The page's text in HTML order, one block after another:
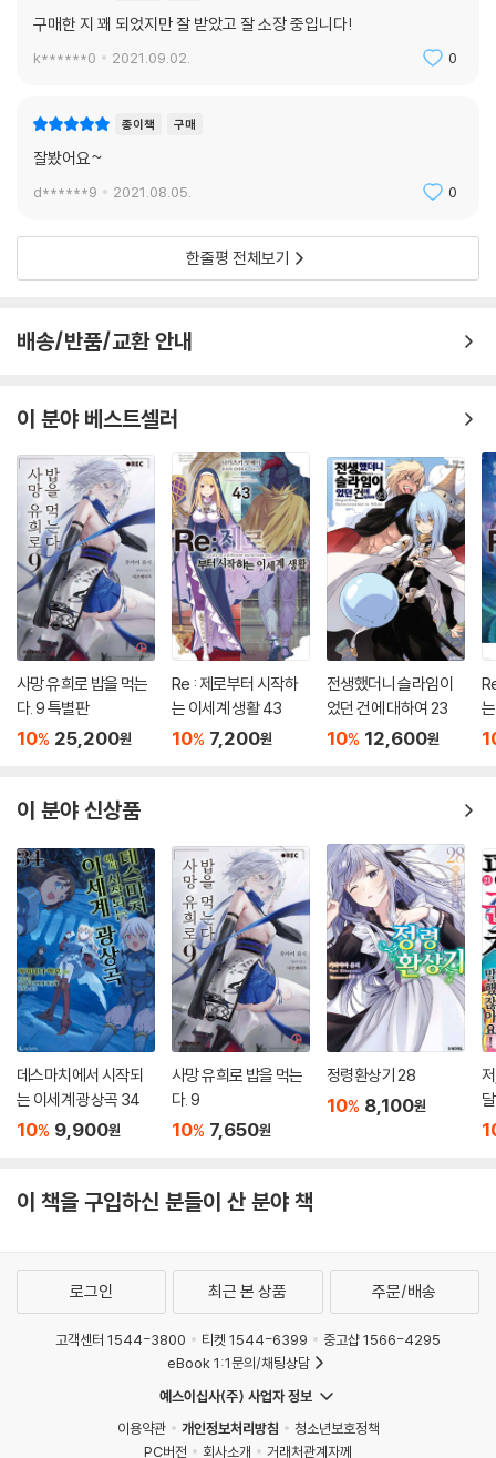
구매한 지 꽤 되었지만 잘 받았고 잘 소장 중입니다!
k******0 2021.09.02. 0
종이책 구매
잘봤어요~
d******9 2021.08.05. 0
한줄평 전체보기
배송/반품/교환 안내
이 분야 베스트셀러
사망 유희로 밥을 먹는
다. 9 특별판
10% 25,200원
Re : 제로부터 시작하
는 이세계 생활 43
10% 7,200원
전생했더니 슬라임이
었던 건에 대하여 23
10% 12,600원
이 분야 신상품
데스마치에서 시작되
는 이세계 광상곡 34
10% 9,900원
사망 유희로 밥을 먹는
다. 9
10% 7,650원
정령환상기 28
10% 8,100원
이 책을 구입하신 분들이 산 분야 책
로그인 최근 본 상품 주문/배송
고객센터 1544-3800 티켓 1544-6399
중고샵 1566-4295
eBook 1:1문의/채팅상담
예스이십사(주) 사업자 정보
이용약관
개인정보처리방침
청소년보호정책
PC버전
회사소개 거래처관계자께